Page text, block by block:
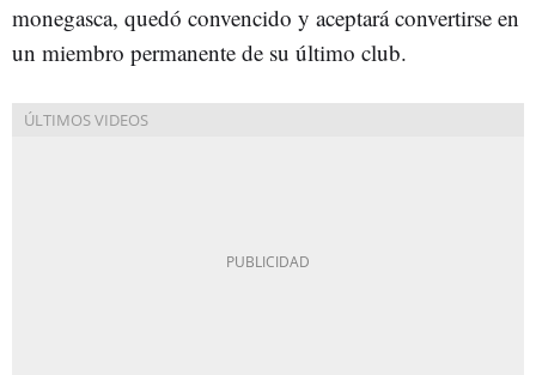
monegasca, quedó convencido y aceptará convertirse en
un miembro permanente de su último club.